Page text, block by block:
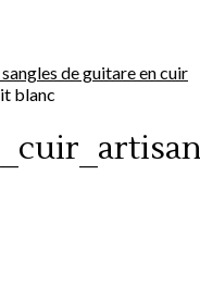
de guitare en cuir
blanc